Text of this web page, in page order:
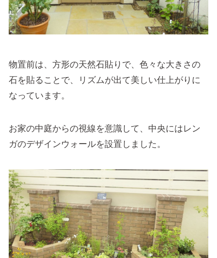
物置前は、方形の天然石貼りで、色々な大きさの
石を貼ることで、リズムが出て美しい仕上がりに
なっています。
お家の中庭からの視線を意識して、中央にはレン
ガのデザインウォールを設置しました。